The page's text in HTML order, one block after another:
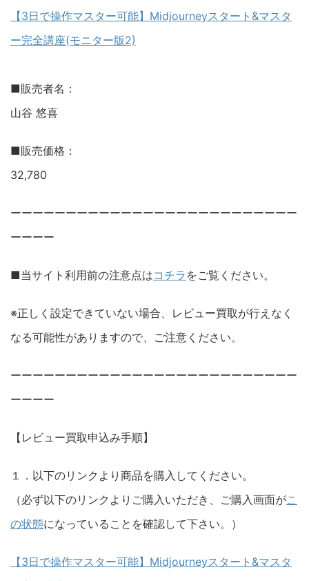
【3日で操作マスター可能】Midjourneyスタート&マスタ
ー完全講座(モニター版2)
■販売者名：
山谷 悠喜
■販売価格：
32,780
ーーーーーーーーーーーーーーーーーーーーーーーーーー
ーーーー
■当サイト利用前の注意点はコチラ をご覧ください。
※正しく設定できていない場合、レビュー買取が行えなく
なる可能性がありますので、ご注意ください。
ーーーーーーーーーーーーーーーーーーーーーーーーーー
ーーーー
【レビュー買取申込み手順】
１．以下のリンクより商品を購入してください。
（必ず以下のリンクよりご購入いただき、ご購入画面がこ
の状態になっていることを確認して下さい。）
【3日で操作マスター可能】Midjourneyスタート&マスタ